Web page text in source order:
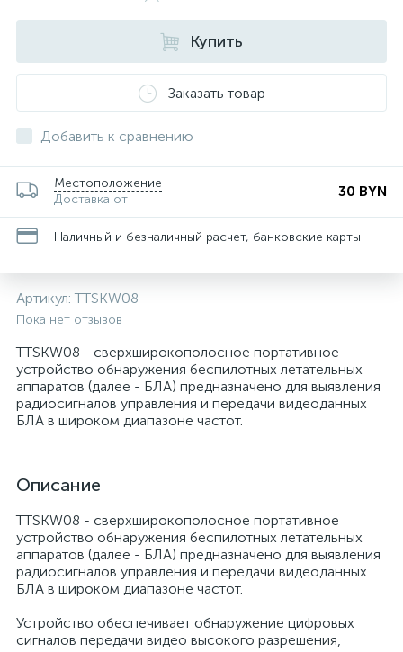
Купить
Заказать товар
Добавить к сравнению
Местоположение
Доставка от
30 BYN
Наличный и безналичный расчет, банковские карты
Артикул:TTSKW08
Пока нет отзывов
TTSKW08 - сверхширокополосное портативное
устройство обнаружения беспилотных летательных
аппаратов (далее - БЛА) предназначено для выявления
радиосигналов управления и передачи видеоданных
БЛА в широком диапазоне частот.
Описание
TTSKW08 - сверхширокополосное портативное
устройство обнаружения беспилотных летательных
аппаратов (далее - БЛА) предназначено для выявления
радиосигналов управления и передачи видеоданных
БЛА в широком диапазоне частот.
Устройство обеспечивает обнаружение цифровых
сигналов передачи видео высокого разрешения,